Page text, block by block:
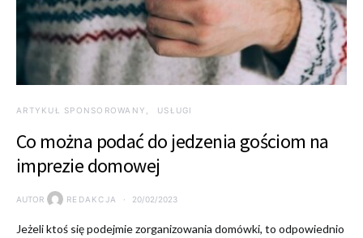
ARTYKUŁ SPONSOROWANY USŁUGI
Co można podać do jedzenia gościom na
imprezie domowej
AUTOR REDAKCJA 20/02/2023
Jeżeli ktoś się podejmie zorganizowania domówki, to odpowiednio